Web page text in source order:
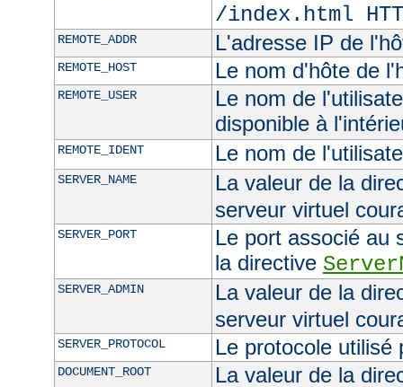
/index.html
REMOTE_ADDR L'adresse IP de
REMOTE_HOST Le nom d'hôte de
REMOTE_USER
Le nom de
disponible à
REMOTE_IDENT Le nom de
SERVER_NAME
La valeur de la
serveur virtuel
SERVER_PORT
Le port associé au
la directive
SERVER_ADMIN
La valeur de la
serveur virtuel
SERVER_PROTOCOL Le protocole utilisé
DOCUMENT_ROOT
La valeur de la